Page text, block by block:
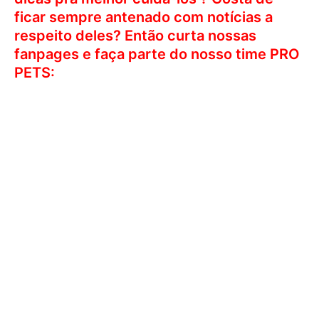
ficar sempre antenado com notícias a
respeito deles? Então curta nossas
fanpages e faça parte do nosso time PRO
PETS: